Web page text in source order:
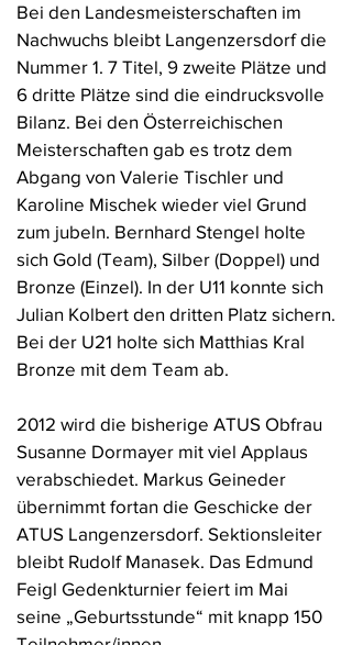
Bei den Landesmeisterschaften im
Nachwuchs bleibt Langenzersdorf die
Nummer 1. 7 Titel, 9 zweite Plätze und
6 dritte Plätze sind die eindrucksvolle
Bilanz. Bei den Österreichischen
Meisterschaften gab es trotz dem
Abgang von Valerie Tischler und
Karoline Mischek wieder viel Grund
zum jubeln. Bernhard Stengel holte
sich Gold (Team), Silber (Doppel) und
Bronze (Einzel). In der U11 konnte sich
Julian Kolbert den dritten Platz sichern.
Bei der U21 holte sich Matthias Kral
Bronze mit dem Team ab.
2012 wird die bisherige ATUS Obfrau
Susanne Dormayer mit viel Applaus
verabschiedet. Markus Geineder
übernimmt fortan die Geschicke der
ATUS Langenzersdorf. Sektionsleiter
bleibt Rudolf Manasek. Das Edmund
Feigl Gedenkturnier feiert im Mai
seine „Geburtsstunde“ mit knapp 150